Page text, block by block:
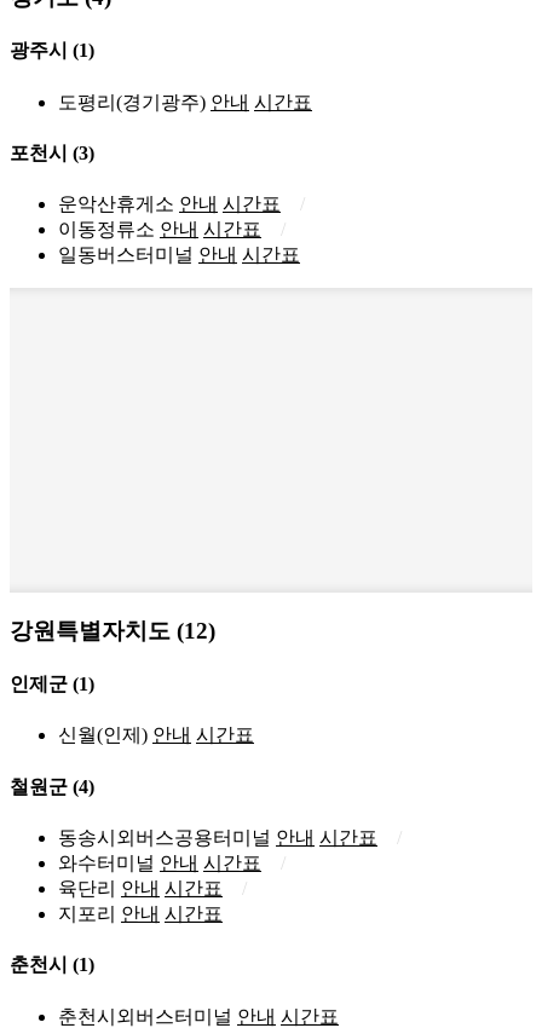
광주시 (1)
도평리(경기광주) 안내 시간표
포천시 (3)
운악산휴게소 안내 시간표
이동정류소 안내 시간표
일동버스터미널 안내 시간표
강원특별자치도 (12)
인제군 (1)
신월(인제) 안내 시간표
철원군 (4)
동송시외버스공용터미널 안내 시간표
와수터미널 안내 시간표
육단리 안내 시간표
지포리 안내 시간표
춘천시 (1)
춘천시외버스터미널 안내 시간표